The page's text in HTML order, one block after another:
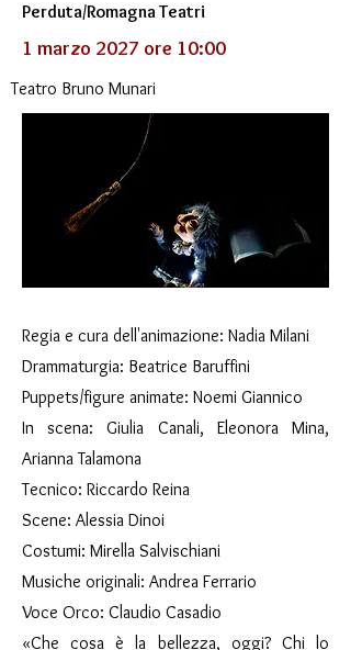
Perduta/Romagna Teatri
1 marzo 2027 ore 10:00
Teatro Bruno Munari
Regia e cura dell'animazione: Nadia Milani
Drammaturgia: Beatrice Baruffini
Puppets/figure animate: Noemi Giannico
In scena: Giulia Canali, Eleonora Mina,
Arianna Talamona
Tecnico: Riccardo Reina
Scene: Alessia Dinoi
Costumi: Mirella Salvischiani
Musiche originali: Andrea Ferrario
Voce Orco: Claudio Casadio
«Che cosa è la bellezza, oggi? Chi lo